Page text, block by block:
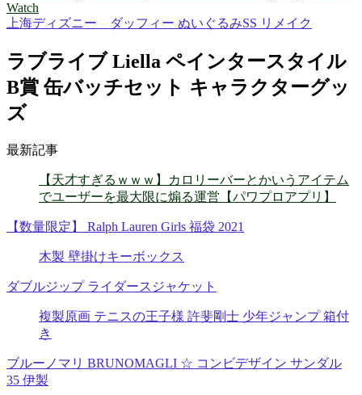
Watch
上海ディズニー ダッフィー ぬいぐるみSS リメイク
ラブライブ Liella ペインタースタイル
B賞 缶バッチセット キャラクターグッ
ズ
最新記事
【天才すぎるｗｗｗ】カロリーバーとかいうアイテム
でユーザーを最大限に煽る運営【パワプロアプリ】
【数量限定】 Ralph Lauren Girls 福袋 2021
木製 壁掛けキーボックス
ダブルジップ ライダースジャケット
複製原画 テニスの王子様 許斐剛士 少年ジャンプ 箱付
き
ブルーノマリ BRUNOMAGLI ☆ コンビデザイン サンダル
35 伊製